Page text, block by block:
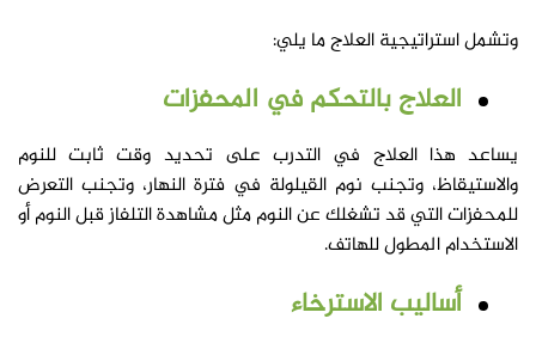
وتشمل استراتيجية العلاج ما يلي:
العلاج بالتحكم في المحفزات
يساعد هذا العلاج في التدرب على تحديد وقت ثابت للنوم
والاستيقاظ، وتجنب نوم القيلولة في فترة النهار، وتجنب التعرض
للمحفزات التي قد تشغلك عن النوم مثل مشاهدة التلفاز قبل النوم أو
الاستخدام المطول للهاتف.
أساليب الاسترخاء